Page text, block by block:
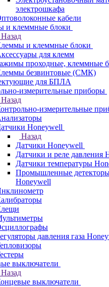
электрошкафа
кабели
и клеммные блоки
Назад
и клеммные блоки
для клемм
проходные, клеммные
безвинтовые (СМК)
для БПЛА
измерительные приборы
Назад
измерительные
Honeywell
Назад
Датчики Honeywell
Датчики и реле давления
Датчики температуры
Промышленные
Honeywell
давления газа
выключатели
Назад
выключатели